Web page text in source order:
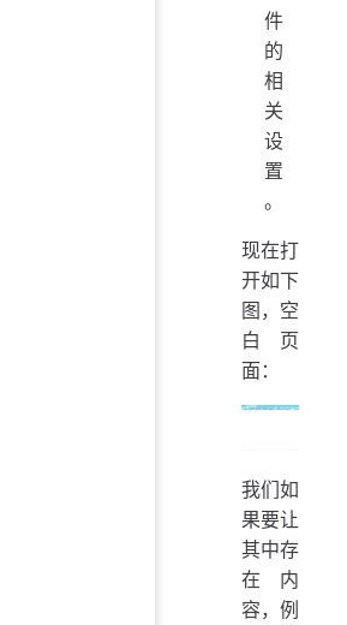
件
的
相
关
设
置
。
现在打
开如下
图，空
白页
面：
我们如
果要让
其中存
在内
容，例